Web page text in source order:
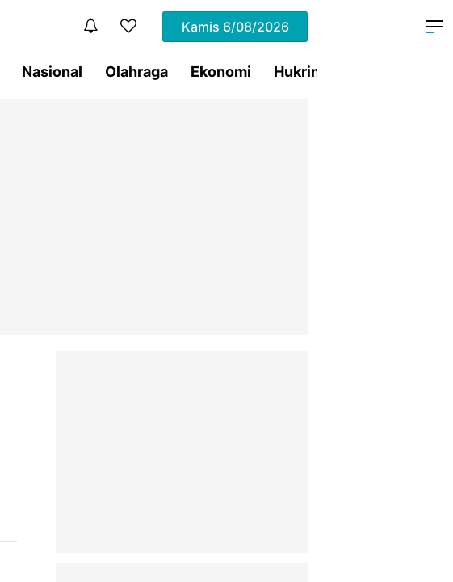
Kamis 6/08/2026
Nasional Olahraga Ekonomi Hukrim